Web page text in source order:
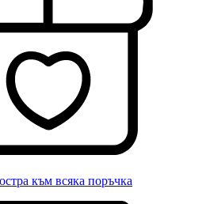
към всяка поръчка